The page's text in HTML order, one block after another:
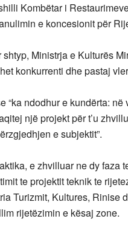
Kombëtar i
e koncesionit për
Ministrja e Kulturës
konkurrenti dhe pastaj
“ka ndodhur e kundërta:
një projekt për t’u
e subjektit”.
e zhvilluar ne dy faza
te projektit teknik te
Turizmit, Kultures, Rinise
rijetëzimin e kësaj zone.